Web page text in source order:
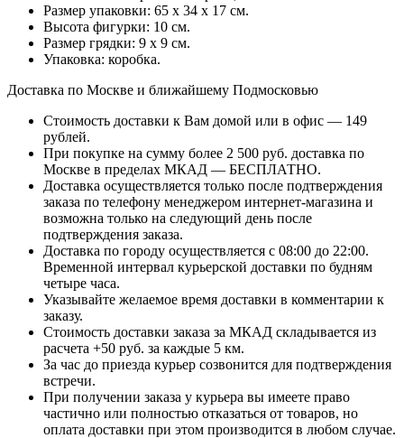
Размер упаковки: 65 х 34 х 17 см.
Высота фигурки: 10 см.
Размер грядки: 9 х 9 см.
Упаковка: коробка.
Доставка по Москве и ближайшему Подмосковью
Стоимость доставки к Вам домой или в офис — 149
рублей.
При покупке на сумму более 2 500 руб. доставка по
Москве в пределах МКАД — БЕСПЛАТНО.
Доставка осуществляется только после подтверждения
заказа по телефону менеджером интернет-магазина и
возможна только на следующий день после
подтверждения заказа.
Доставка по городу осуществляется с 08:00 до 22:00.
Временной интервал курьерской доставки по будням
четыре часа.
Указывайте желаемое время доставки в комментарии к
заказу.
Стоимость доставки заказа за МКАД складывается из
расчета +50 руб. за каждые 5 км.
За час до приезда курьер созвонится для подтверждения
встречи.
При получении заказа у курьера вы имеете право
частично или полностью отказаться от товаров, но
оплата доставки при этом производится в любом случае.